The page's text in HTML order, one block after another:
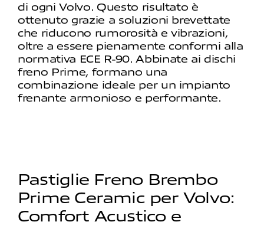
di ogni Volvo. Questo risultato è
ottenuto grazie a soluzioni brevettate
che riducono rumorosità e vibrazioni,
oltre a essere pienamente conformi alla
normativa ECE R-90. Abbinate ai dischi
freno Prime, formano una
combinazione ideale per un impianto
frenante armonioso e performante.
Pastiglie Freno Brembo
Prime Ceramic per Volvo:
Comfort Acustico e